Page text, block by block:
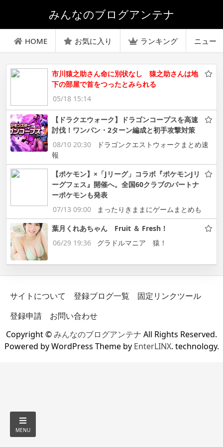
みんなのブログアンテナ
HOME お気に入り ランキング ニュー
市川猿之助さん命に別状なし 猿之助さんは地
下の部屋で首をつったとみられる
05/18 15:14
【ドラクエウォーク】ドラゴンコープスを高速
討伐！ワンパン・2ターン編成と初手攻撃対策
08/10 20:30
ドラゴンクエストウォークまとめ速
報
【ポケモン】×「Jリーグ」コラボ『ポケモンJリ
ーグフェス』開催へ。全国60クラブのパートナ
ーポケモンも発表
07/13 09:00
まったりきままにゲームまとめも
葉月くれあちゃん Fruit ＆ Fresh！
06/29 19:36
グラドルマニア 猿！
サイトについて 登録ブログ一覧
固定リンクツール
登録申請
お問い合わせ
Copyright ©みんなのブログアンテナ All Rights Reserved.
Powered by WordPress Theme by EnterLINX. technology.
MENU